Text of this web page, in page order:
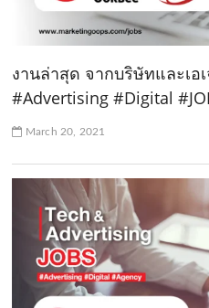
งานล่าสุด จากบริษัทและเ
#Advertising #Digital
March 20, 2021